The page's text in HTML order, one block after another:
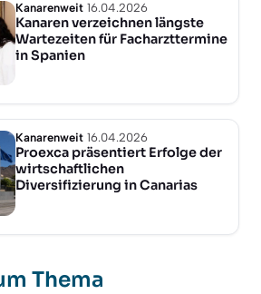
Kanarenweit 16.04.2026
Kanaren verzeichnen längste
Wartezeiten für Facharzttermine
in Spanien
Kanarenweit 16.04.2026
Proexca präsentiert Erfolge der
wirtschaftlichen
Diversifizierung in Canarias
Thema